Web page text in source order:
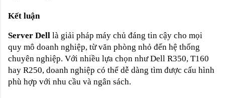
Kết luận
Server Dell là giải pháp máy chủ đáng tin cậy cho mọi
quy mô doanh nghiệp, từ văn phòng nhỏ đến hệ thống
chuyên nghiệp. Với nhiều lựa chọn như Dell R350, T160
hay R250, doanh nghiệp có thể dễ dàng tìm được cấu hình
phù hợp với nhu cầu và ngân sách.